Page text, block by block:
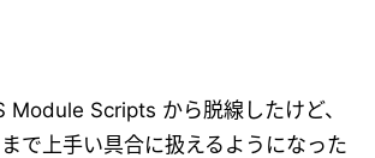
Module Scripts から脱線したけど、
で上手い具合に扱えるようになった